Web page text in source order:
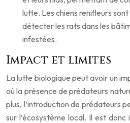
lutte. Les chiens renifleurs
détecter les rats dans les
infestées.
Impact et limites
La lutte biologique peut avoir un
où la présence de prédateurs
plus, l’introduction de prédateurs
sur l’écosystème local. Il est